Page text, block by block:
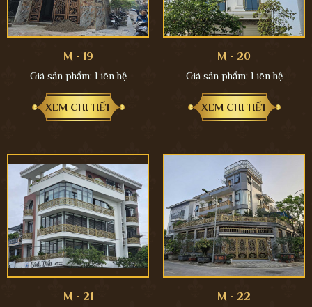
M - 19
Giá sản phẩm: Liên hệ
XEM CHI TIẾT
M - 20
Giá sản phẩm: Liên hệ
XEM CHI TIẾT
M - 21 M - 22